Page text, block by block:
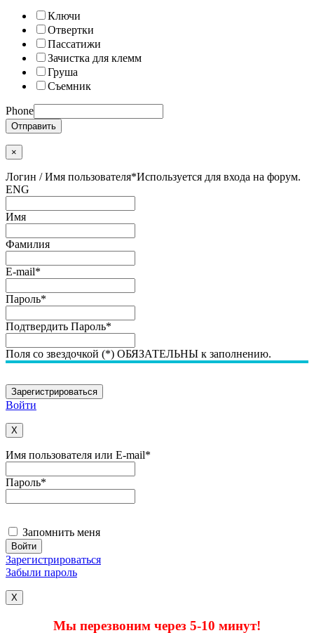
Ключи
Отвертки
Пассатижи
Зачистка для клемм
Груша
Съемник
Phone
Отправить
×
Логин / Имя пользователя*Используется для входа на форум.
ENG
Имя
Фамилия
E-mail*
Пароль*
Подтвердить Пароль*
Поля со звездочкой (*) ОБЯЗАТЕЛЬНЫ к заполнению.
Войти
X
Имя пользователя или E-mail*
Пароль*
Запомнить меня
Зарегистрироваться
Забыли пароль
X
Мы перезвоним через 5-10 минут!